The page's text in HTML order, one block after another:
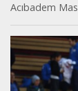
Acıbadem